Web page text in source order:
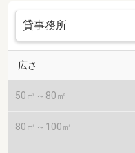
広さ
50㎡～80㎡
80㎡～100㎡